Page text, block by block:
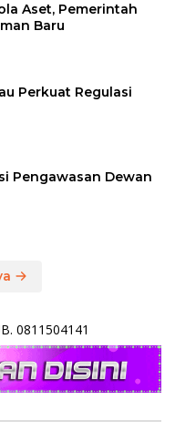
Aset, Pemerintah
Baru
Perkuat Regulasi
Pengawasan Dewan
0811504141